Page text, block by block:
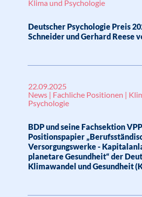
Klima und Psychologie
Deutscher Psychologie Preis
Schneider und Gerhard Reese
22.09.2025
News | Fachliche Positionen |
Psychologie
BDP und seine Fachsektion
Positionspapier
Versorgungswerke -
planetare Gesundheit“ der
Klimawandel und Gesundheit